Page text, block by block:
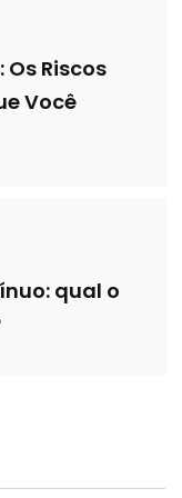
Riscos
Você
qual o